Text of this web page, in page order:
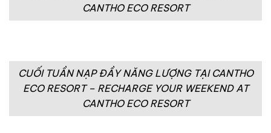
CANTHO ECO RESORT
CUỐI TUẦN NẠP ĐẦY NĂNG LƯỢNG TẠI CANTHO
ECO RESORT – RECHARGE YOUR WEEKEND AT
CANTHO ECO RESORT